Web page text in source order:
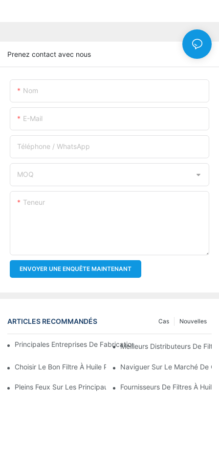
Prenez contact avec nous
Nom
E-Mail
Téléphone / WhatsApp
MOQ
Teneur
ENVOYER UNE ENQUÊTE MAINTENANT
ARTICLES RECOMMANDÉS Nouvelles
Cas
Principales Entreprises De Fabrication De Filtres À Huile : Un
Meilleurs Distributeurs De
Choisir Le Bon Filtre À Huile Pour Votre Modèle De Véhicule :
Naviguer Sur Le Marché De
Pleins Feux Sur Les Principaux Fabricants De Filtres À Huile Et
Fournisseurs De Filtres À